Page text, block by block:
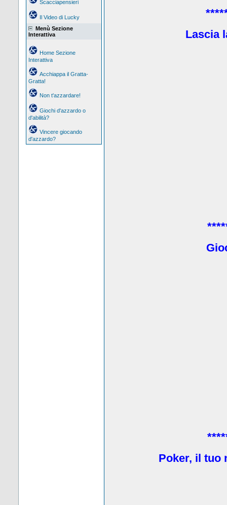
Scacciapensieri
Il Video di Lucky
Menù Sezione
Interattiva
Home Sezione
Interattiva
Acchiappa il Gratta-
Gratta!
Non t'azzardare!
Giochi d'azzardo o
d'abilità?
Vincere giocando
d'azzardo?
Lascia
Poker, il tuo